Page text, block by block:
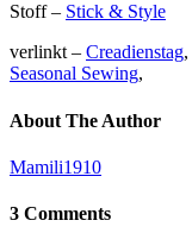
Stoff – Stick & Style
verlinkt – Creadienstag,
Seasonal Sewing,
About The Author
Mamili1910
3 Comments